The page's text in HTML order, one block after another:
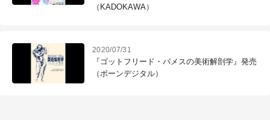
（KADOKAWA）
2020/07/31
『ゴットフリード・バメスの美術解剖学』発売
（ボーンデジタル）